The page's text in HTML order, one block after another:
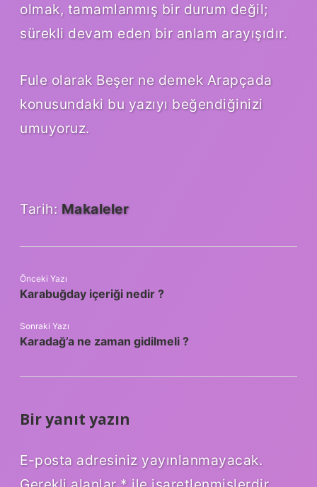
olmak, tamamlanmış bir durum değil;
sürekli devam eden bir anlam arayışıdır.
Fule olarak Beşer ne demek Arapçada
konusundaki bu yazıyı beğendiğinizi
umuyoruz.
Tarih: Makaleler
Önceki Yazı
Karabuğday içeriği nedir ?
Sonraki Yazı
Karadağ’a ne zaman gidilmeli ?
Bir yanıt yazın
E-posta adresiniz yayınlanmayacak.